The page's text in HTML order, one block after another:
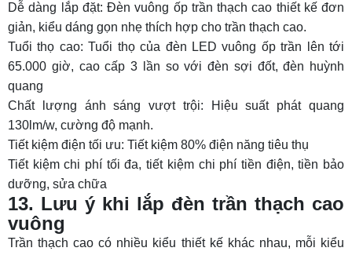
Dễ dàng lắp đặt: Đèn vuông ốp trần thạch cao thiết kế đơn
giản, kiểu dáng gọn nhẹ thích hợp cho trần thạch cao.
Tuổi thọ cao: Tuổi thọ của đèn LED vuông ốp trần lên tới
65.000 giờ, cao cấp 3 lần so với đèn sợi đốt, đèn huỳnh
quang
Chất lượng ánh sáng vượt trội: Hiệu suất phát quang
130lm/w, cường độ mạnh.
Tiết kiệm điện tối ưu: Tiết kiệm 80% điện năng tiêu thụ
Tiết kiệm chi phí tối đa, tiết kiệm chi phí tiền điện, tiền bảo
dưỡng, sửa chữa
13. Lưu ý khi lắp đèn trần thạch cao
vuông
Trần thạch cao có nhiều kiểu thiết kế khác nhau, mỗi kiểu